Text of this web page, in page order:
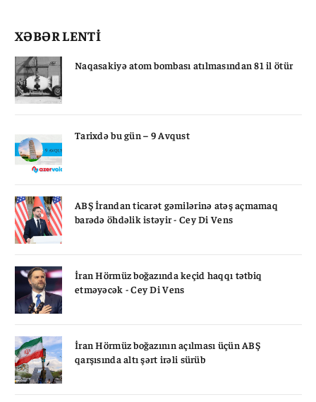
XƏBƏR LENTİ
Naqasakiyə atom bombası atılmasından 81 il ötür
Tarixdə bu gün – 9 Avqust
ABŞ İrandan ticarət gəmilərinə atəş açmamaq
barədə öhdəlik istəyir - Cey Di Vens
İran Hörmüz boğazında keçid haqqı tətbiq
etməyəcək - Cey Di Vens
İran Hörmüz boğazının açılması üçün ABŞ
qarşısında altı şərt irəli sürüb